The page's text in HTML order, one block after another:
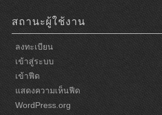
สถานะผู้ใช้งาน
ลงทะเบียน
เข้าสู่ระบบ
เข้าฟีด
แสดงความเห็นฟีด
WordPress.org